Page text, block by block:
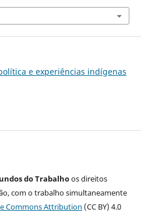
e experiências indígenas
do Trabalhoos direitos
com o trabalho simultaneamente
Commons Attribution (CC BY) 4.0